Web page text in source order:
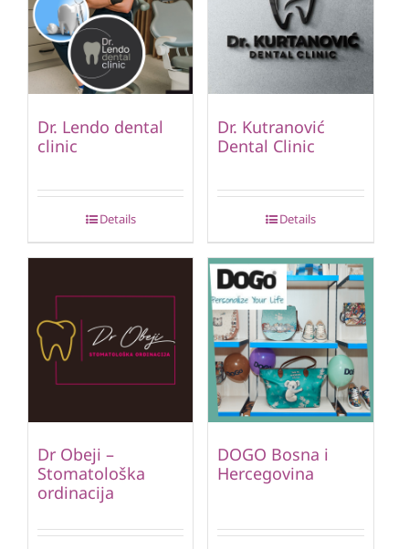
Dr. Lendo dental
clinic
Details
Dr. Kutranović
Dental Clinic
Details
Dr Obeji –
Stomatološka
ordinacija
DOGO Bosna i
Hercegovina